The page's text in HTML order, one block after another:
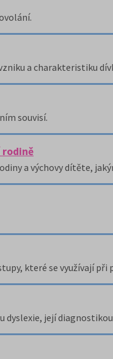
a charakteristiku
souvisí.
a výchovy dítěte,
které se využívají
její